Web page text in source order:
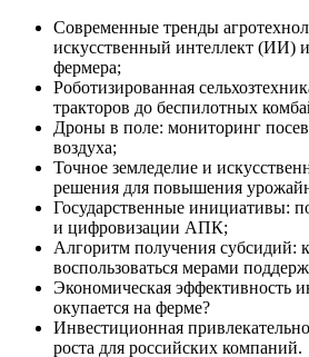
Современные тренды
искусственный интеллект (ИИ)
фермера;
Роботизированная
тракторов до беспилотных
Дроны в поле: мониторинг
воздуха;
Точное земледелие и
решения для повышения
Государственные инициативы:
и цифровизации АПК;
Алгоритм получения субсидий:
воспользоваться мерами
Экономическая эффективность
окупается на ферме?
Инвестиционная
роста для российских компаний.